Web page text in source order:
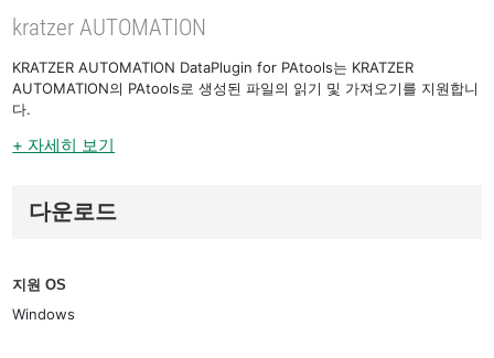
kratzer AUTOMATION
KRATZER AUTOMATION DataPlugin for PAtools는 KRATZER
AUTOMATION의 PAtools로 생성된 파일의 읽기 및 가져오기를 지원합니
다.
+ 자세히 보기
다운로드
지원 OS
Windows